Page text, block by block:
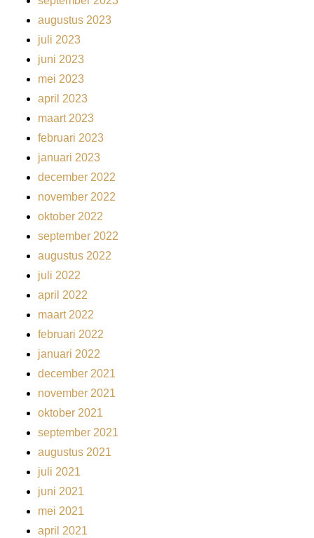
augustus 2023
juli 2023
juni 2023
mei 2023
april 2023
maart 2023
februari 2023
januari 2023
december 2022
november 2022
oktober 2022
september 2022
augustus 2022
juli 2022
april 2022
maart 2022
februari 2022
januari 2022
december 2021
november 2021
oktober 2021
september 2021
augustus 2021
juli 2021
juni 2021
mei 2021
april 2021